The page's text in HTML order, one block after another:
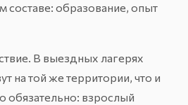
составе: образование, опыт
В выездных лагерях
на той же территории, что и
обязательно: взрослый